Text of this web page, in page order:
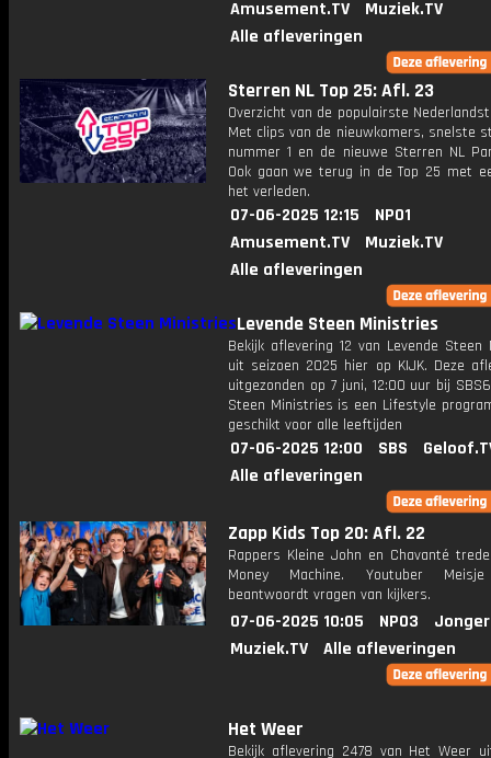
Amusement.TV
Muziek.TV
Alle afleveringen
Sterren NL Top 25: Afl. 23
Overzicht van de populairste
Met clips van de nieuwkomers, snelste
nummer 1 en de nieuwe Sterren NL
Ook gaan we terug in de Top 25 met
het verleden.
07-06-2025 12:15
NPO1
Amusement.TV
Muziek.TV
Alle afleveringen
Levende Steen Ministries
Bekijk aflevering 12 van Levende Steen
uit seizoen 2025 hier op KIJK. Deze
uitgezonden op 7 juni, 12:00 uur bij
Steen Ministries is een Lifestyle
geschikt voor alle leeftijden
07-06-2025 12:00 SBS
Alle afleveringen
Zapp Kids Top 20: Afl. 22
Rappers Kleine John en Chavanté
Money Machine. Youtuber
beantwoordt vragen van kijkers.
07-06-2025 10:05 NPO3
Muziek.TV
Alle afleveringen
Het Weer
Bekijk aflevering 2478 van Het Weer